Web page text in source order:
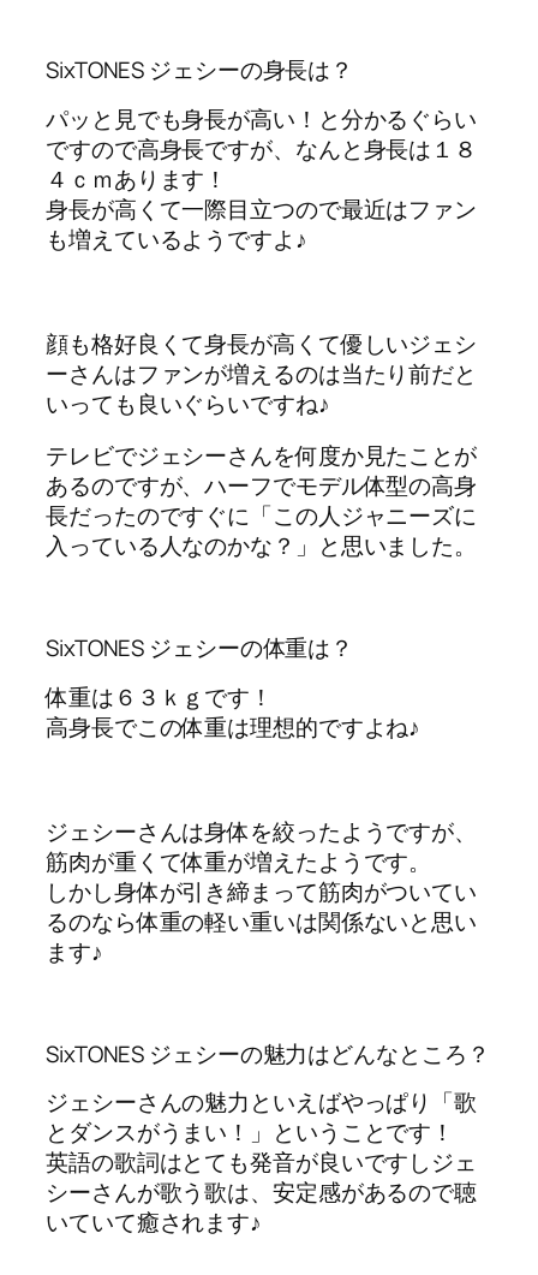
SixTONES ジェシーの身長は？
パッと見でも身長が高い！と分かるぐらい
ですので高身長ですが、なんと身長は１８
４ｃｍあります！
身長が高くて一際目立つので最近はファン
も増えているようですよ♪
顔も格好良くて身長が高くて優しいジェシ
ーさんはファンが増えるのは当たり前だと
いっても良いぐらいですね♪
テレビでジェシーさんを何度か見たことが
あるのですが、ハーフでモデル体型の高身
長だったのですぐに「この人ジャニーズに
入っている人なのかな？」と思いました。
SixTONES ジェシーの体重は？
体重は６３ｋｇです！
高身長でこの体重は理想的ですよね♪
ジェシーさんは身体を絞ったようですが、
筋肉が重くて体重が増えたようです。
しかし身体が引き締まって筋肉がついてい
るのなら体重の軽い重いは関係ないと思い
ます♪
SixTONES ジェシーの魅力はどんなところ？
ジェシーさんの魅力といえばやっぱり「歌
とダンスがうまい！」ということです！
英語の歌詞はとても発音が良いですしジェ
シーさんが歌う歌は、安定感があるので聴
いていて癒されます♪